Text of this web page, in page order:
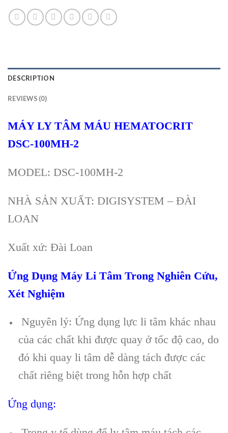
DESCRIPTION
REVIEWS (0)
MÁY LY TÂM MÁU HEMATOCRIT
DSC-100MH-2
MODEL: DSC-100MH-2
NHÀ SẢN XUẤT: DIGISYSTEM – ĐÀI
LOAN
Xuất xứ: Đài Loan
Ứng Dụng Máy Li Tâm Trong Nghiên Cứu,
Xét Nghiệm
Nguyên lý: Ứng dụng lực li tâm khác nhau
của các chất khi được quay ở tốc độ cao, do
đó khi quay li tâm dễ dàng tách được các
chất riêng biệt trong hỗn hợp chất
Ứng dụng: